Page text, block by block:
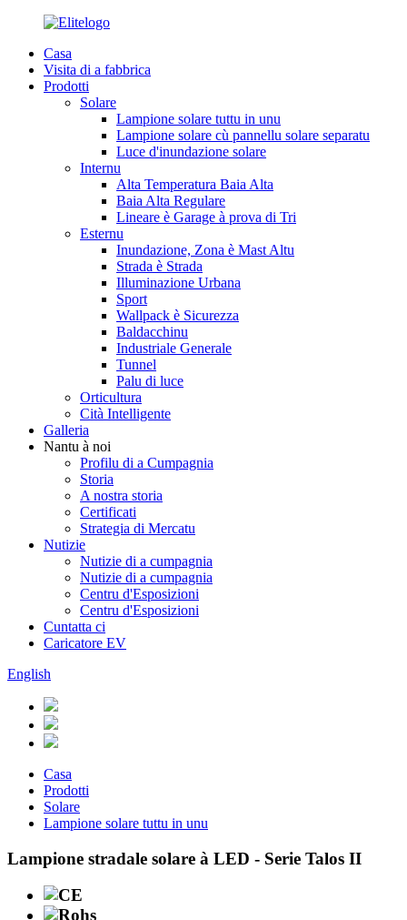
Casa
Visita di a fabbrica
Prodotti
Solare
Lampione solare tuttu in unu
Lampione solare cù pannellu solare separatu
Luce d'inundazione solare
Internu
Alta Temperatura Baia Alta
Baia Alta Regulare
Lineare è Garage à prova di Tri
Esternu
Inundazione, Zona è Mast Altu
Strada è Strada
Illuminazione Urbana
Sport
Wallpack è Sicurezza
Baldacchinu
Industriale Generale
Tunnel
Palu di luce
Orticultura
Cità ​​Intelligente
Galleria
Nantu à noi
Profilu di a Cumpagnia
Storia
A nostra storia
Certificati
Strategia di Mercatu
Nutizie
Nutizie di a cumpagnia
Nutizie di a cumpagnia
Centru d'Esposizioni
Centru d'Esposizioni
Cuntatta ci
Caricatore EV
English
Casa
Prodotti
Solare
Lampione solare tuttu in unu
Lampione stradale solare à LED - Serie Talos II